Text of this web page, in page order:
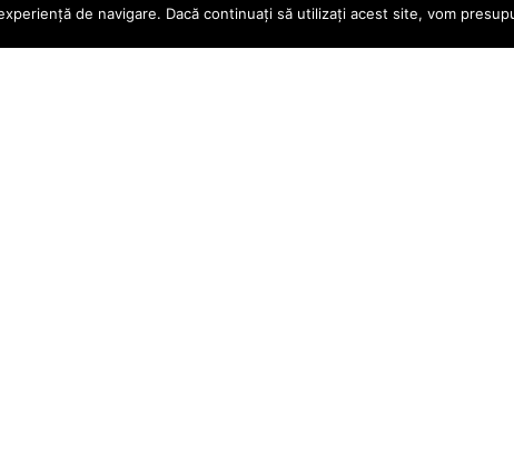
de navigare. Dacă continuați să utilizați acest site, vom